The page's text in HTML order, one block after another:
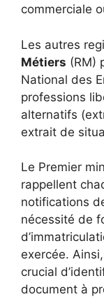
commerciale
Les autres
Métiers (RM)
National des
professions
alternatifs
extrait de
Le Premier
rappellent
notifications
nécessité de
exercée.
crucial
document à